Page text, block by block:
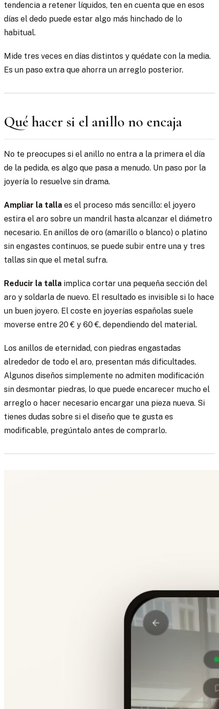
tendencia a retener líquidos, ten en cuenta que en esos
días el dedo puede estar algo más hinchado de lo
habitual.
Mide tres veces en días distintos y quédate con la media.
Es un paso extra que ahorra un arreglo posterior.
Qué hacer si el anillo no encaja
No te preocupes si el anillo no entra a la primera el día
de la pedida, es algo que pasa a menudo. Un paso por la
joyería lo resuelve sin drama.
Ampliar la talla es el proceso más sencillo: el joyero
estira el aro sobre un mandril hasta alcanzar el diámetro
necesario. En anillos de oro (amarillo o blanco) o platino
sin engastes continuos, se puede subir entre una y tres
tallas sin que el metal sufra.
Reducir la talla implica cortar una pequeña sección del
aro y soldarla de nuevo. El resultado es invisible si lo hace
un buen joyero. El coste en joyerías españolas suele
moverse entre 20 € y 60 €, dependiendo del material.
Los anillos de eternidad, con piedras engastadas
alrededor de todo el aro, presentan más dificultades.
Algunos diseños simplemente no admiten modificación
sin desmontar piedras, lo que puede encarecer mucho el
arreglo o hacer necesario encargar una pieza nueva. Si
tienes dudas sobre si el diseño que te gusta es
modificable, pregúntalo antes de comprarlo.